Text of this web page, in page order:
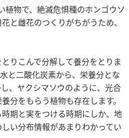
物で、絶滅危惧種のホンゴウソ
と雌花のつくりがちがうため、
りこんで分解して養分をとりま
と二酸化炭素から、栄養分とな
、ヤクシマソウのように、光合
分をもらう植物も存在します。
期と実をつける時期にしか、地
い分布情報があまりわかってい